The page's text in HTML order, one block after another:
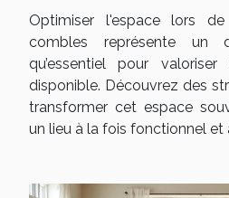
Optimiser l'espace lors
combles représente un
qu’essentiel pour
disponible. Découvrez des
transformer cet espace
un lieu à la fois fonctionnel et